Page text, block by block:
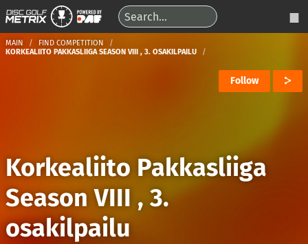
MAIN
FIND COMPETITION
KORKEALIITO PAKKASLIIGA SEASON VIII , 3. OSAKILPAILU
Follow
Korkealiito Pakkasliiga
Season VIII , 3.
osakilpailu